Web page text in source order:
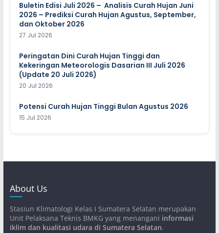
Buletin Edisi Juli 2026 – Analisis Curah Hujan Juni
2026 – Prediksi Curah Hujan Agustus, September,
dan Oktober 2026
27 Jul 2026
Peringatan Dini Curah Hujan Tinggi dan
Kekeringan Meteorologis Dasarian III Juli 2026
(Update 20 Juli 2026)
20 Jul 2026
Potensi Curah Hujan Tinggi Bulan Agustus 2026
15 Jul 2026
About Us
Stasiun Klimatologi Kelas I Sumatera Selatan merupakan
Unit Pelaksana Teknis BMKG yang menangani informasi
iklim dan kualitasi udara di Sumatera Selatan.